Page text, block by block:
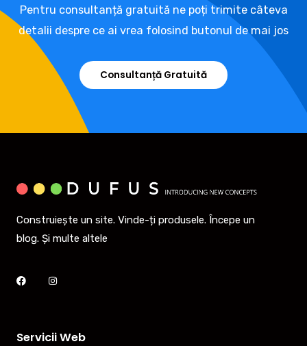
Pentru consultanță gratuită ne poți trimite câteva
detalii despre ce ai vrea folosind butonul de mai jos
Consultanță Gratuită
Construiește un site. Vinde-ți produsele. Începe un
blog. Și multe altele
FacebookInstagram
Servicii Web